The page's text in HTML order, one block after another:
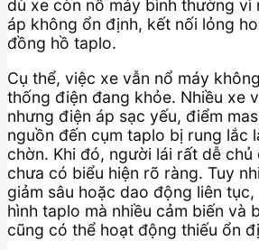
dù xe còn nổ máy bình thường vì
áp không ổn định, kết nối lỏng
đồng hồ taplo.
Cụ thể, việc xe vẫn nổ máy
thống điện đang khỏe. Nhiều xe
nhưng điện áp sạc yếu, điểm
nguồn đến cụm taplo bị rung lắc
chờn. Khi đó, người lái rất dễ
chưa có biểu hiện rõ ràng. Tuy
giảm sâu hoặc dao động liên
hình taplo mà nhiều cảm biến và
cũng có thể hoạt động thiếu ổn